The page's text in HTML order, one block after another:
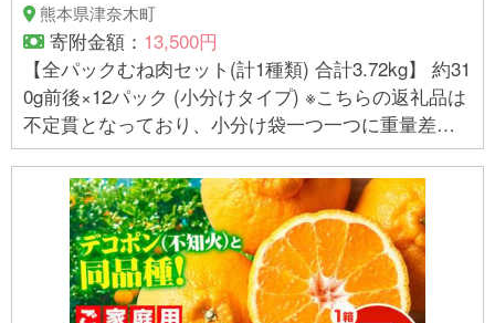
熊本県津奈木町
寄附金額： 13,500円
【全パックむね肉セット(計1種類) 合計3.72kg】 約31
0g前後×12パック (小分けタイプ) ※こちらの返礼品は
不定貫となっており、小分け袋一つ一つに重量差が
ございます。 【全パックむね肉セット(計1種類) 合計
3.72kg】は、12パックで合計重量3.72kgでのお届け
です。